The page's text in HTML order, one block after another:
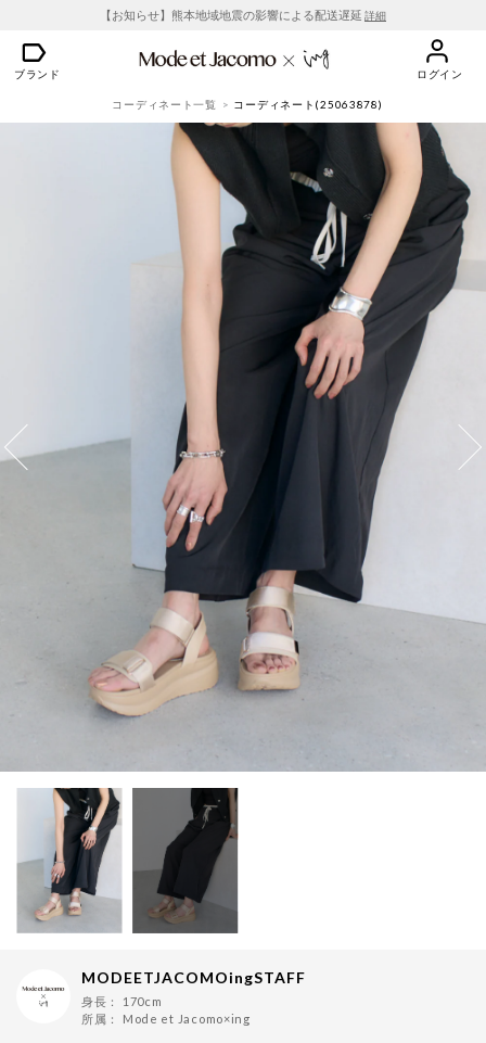
【お知らせ】熊本地域地震の影響による配送遅延 詳細
ブランド ログイン
コーディネート一覧 コーディネート(25063878)
MODEETJACOMOingSTAFF
身長：
170cm
所属： Mode et Jacomo×ing